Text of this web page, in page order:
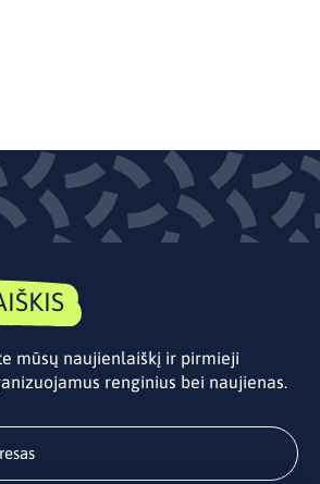
mūsų naujienlaiškį ir pirmieji
renginius bei naujienas.